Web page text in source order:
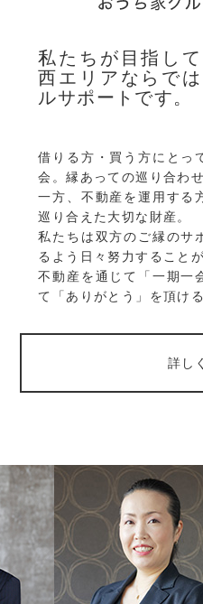
私たちが目指し
西エリアならで
ルサポートです。
借りる方・買う方にとっ
会。縁あっての巡り合わせ
一方、不動産を運用する
巡り合えた大切な財産。
私たちは双方のご縁のサ
るよう日々努力すること
不動産を通じて「一期一
て「ありがとう」を頂け
詳し